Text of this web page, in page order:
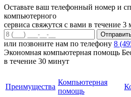
Оставьте ваш телефонный номер и
компьютерного
сервиса свяжутся с вами в течение 3
или позвоните нам по телефону 8
Экономная компьютерная помощь
в течение 30 минут
Преимущества
Компьютерная
помощь